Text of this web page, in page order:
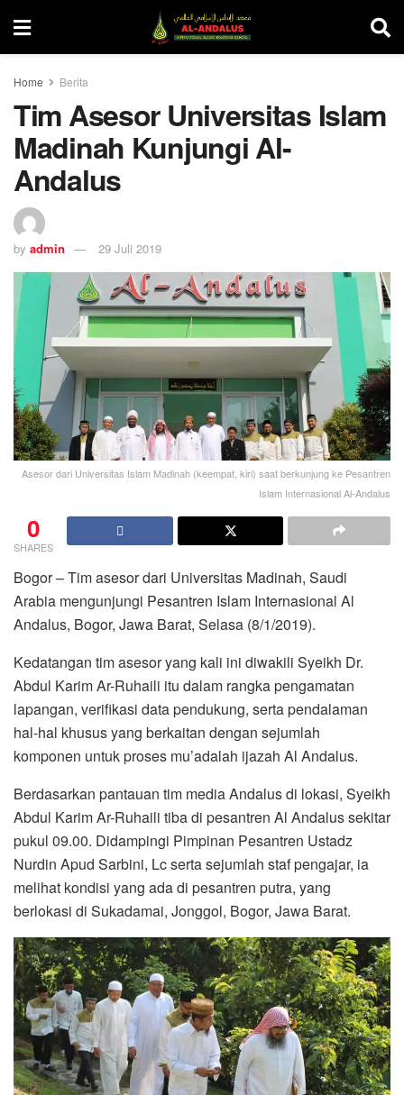
Home Berita
Tim Asesor Universitas Islam
Madinah Kunjungi Al-
Andalus
by admin 29 Juli 2019
Asesor dari Universitas Islam Madinah (keempat, kiri) saat berkunjung ke Pesantren
Islam Internasional Al-Andalus
0
SHARES
Bogor – Tim asesor dari Universitas Madinah, Saudi
Arabia mengunjungi Pesantren Islam Internasional Al
Andalus, Bogor, Jawa Barat, Selasa (8/1/2019).
Kedatangan tim asesor yang kali ini diwakili Syeikh Dr.
Abdul Karim Ar-Ruhaili itu dalam rangka pengamatan
lapangan, verifikasi data pendukung, serta pendalaman
hal-hal khusus yang berkaitan dengan sejumlah
komponen untuk proses mu’adalah ijazah Al Andalus.
Berdasarkan pantauan tim media Andalus di lokasi, Syeikh
Abdul Karim Ar-Ruhaili tiba di pesantren Al Andalus sekitar
pukul 09.00. Didampingi Pimpinan Pesantren Ustadz
Nurdin Apud Sarbini, Lc serta sejumlah staf pengajar, ia
melihat kondisi yang ada di pesantren putra, yang
berlokasi di Sukadamai, Jonggol, Bogor, Jawa Barat.